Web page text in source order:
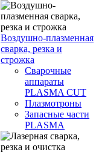
Воздушно-плазменная
сварка, резка и
строжка
Сварочные
аппараты
PLASMA CUT
Плазмотроны
Запасные части
PLASMA